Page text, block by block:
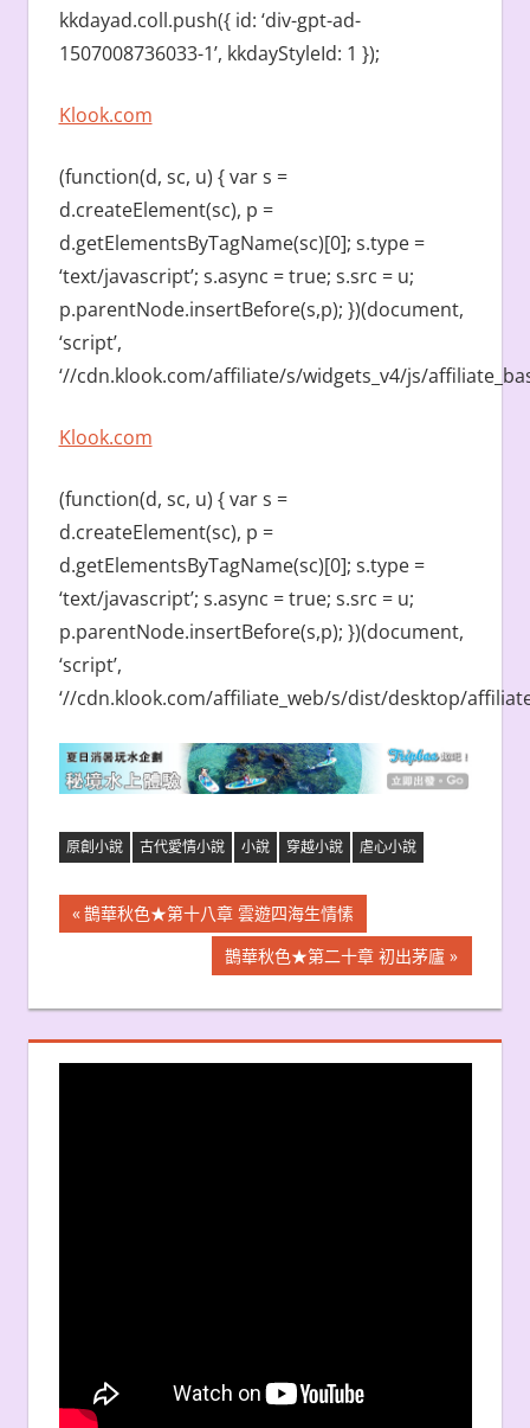
kkdayad.coll.push({ id: ‘div-gpt-ad-
1507008736033-1’, kkdayStyleId: 1 });
Klook.com
(function(d, sc, u) { var s =
d.createElement(sc), p =
d.getElementsByTagName(sc)[0]; s.type =
‘text/javascript’; s.async = true; s.src = u;
p.parentNode.insertBefore(s,p); })(document,
‘script’,
‘//cdn.klook.com/affiliate/s/widgets_v4/js/
Klook.com
(function(d, sc, u) { var s =
d.createElement(sc), p =
d.getElementsByTagName(sc)[0]; s.type =
‘text/javascript’; s.async = true; s.src = u;
p.parentNode.insertBefore(s,p); })(document,
‘script’,
‘//cdn.klook.com/affiliate_web/s/dist/desktop/
原創小說 古代愛情小說 小說 穿越小說 虐心小說
文
導
覽
Previous
鵲華秋色★第十八章 雲遊四海生情愫
Next
Post:
鵲華秋色★第二十章 初出茅廬